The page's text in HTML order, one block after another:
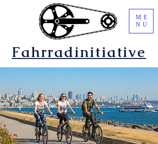
Fahrradinitiative
ME
NU